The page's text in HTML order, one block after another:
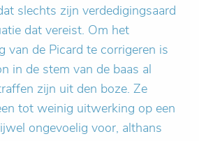
slechts zijn verdedigingsaard
dat vereist. Om het
van de Picard te corrigeren is
in de stem van de baas al
zijn uit den boze. Ze
tot weinig uitwerking op een
ongevoelig voor, althans